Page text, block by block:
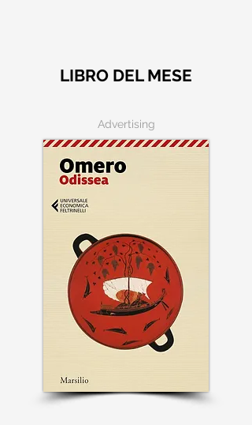
LIBRO DEL MESE
Advertising